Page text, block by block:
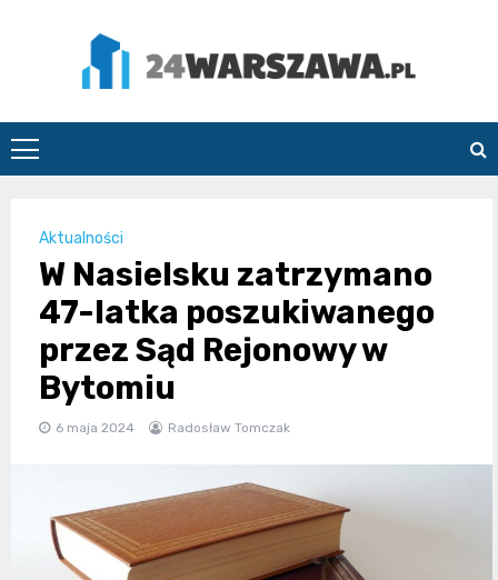
24Warszawa.pl
Aktualności
W Nasielsku zatrzymano
47-latka poszukiwanego
przez Sąd Rejonowy w
Bytomiu
6 maja 2024 Radosław Tomczak